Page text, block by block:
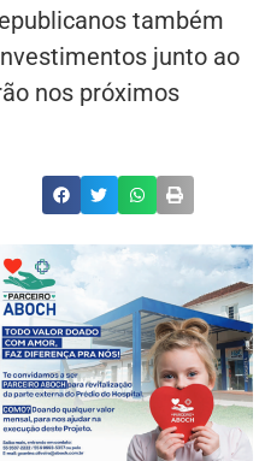
também
junto ao
nos próximos